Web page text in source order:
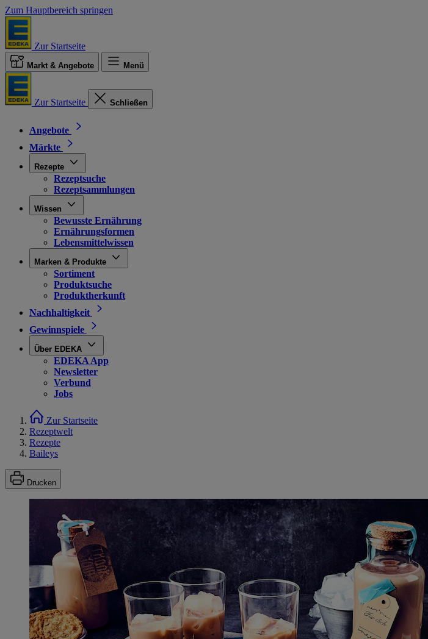
Zum Hauptbereich springen
Zur Startseite
Markt & Angebote Menü
Zur Startseite Schließen
Angebote
Märkte
Rezepte
Rezeptsuche
Rezeptsammlungen
Wissen
Bewusste Ernährung
Ernährungsformen
Lebensmittelwissen
Marken & Produkte
Sortiment
Produktsuche
Produktherkunft
Nachhaltigkeit
Gewinnspiele
Über EDEKA
EDEKA App
Newsletter
Verbund
Jobs
Zur Startseite
Rezeptwelt
Rezepte
Baileys
Drucken